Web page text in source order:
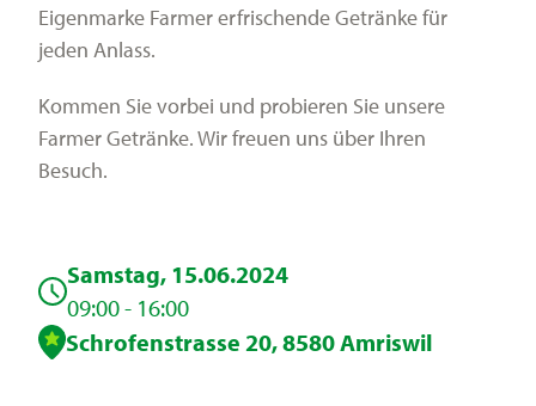
Services
Eigenmarke Farmer erfrischende Getränke für
jeden Anlass.
Kommen Sie vorbei und probieren Sie unsere
Farmer Getränke. Wir freuen uns über Ihren
Besuch.
Samstag, 15.06.2024
09:00 - 16:00
Schrofenstrasse 20, 8580 Amriswil